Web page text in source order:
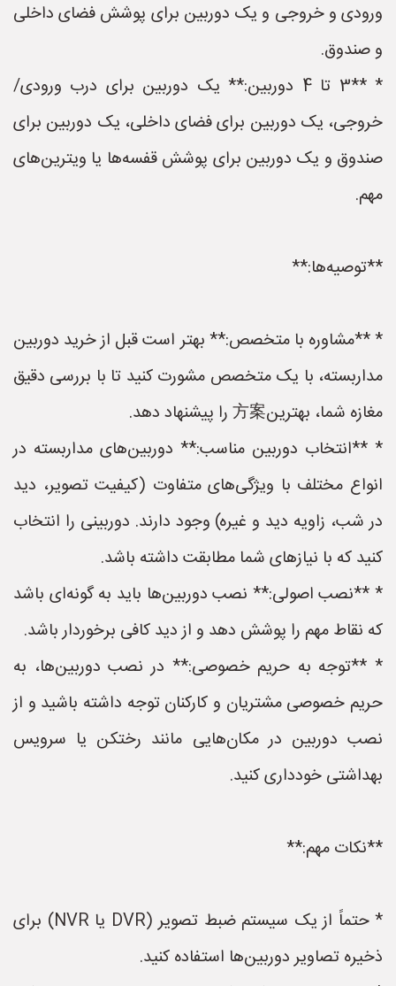
ورودی و خروجی و یک دوربین برای پوشش فضای داخلی
و صندوق.
* **3 تا 4 دوربین:** یک دوربین برای درب ورودی/
خروجی، یک دوربین برای فضای داخلی، یک دوربین برای
صندوق و یک دوربین برای پوشش قفسه‌ها یا ویترین‌های
مهم.
**توصیه‌ها:**
* **مشاوره با متخصص:** بهتر است قبل از خرید دوربین
مداربسته، با یک متخصص مشورت کنید تا با بررسی دقیق
مغازه شما، بهترین方案 را پیشنهاد دهد.
* **انتخاب دوربین مناسب:** دوربین‌های مداربسته در
انواع مختلف با ویژگی‌های متفاوت (کیفیت تصویر، دید
در شب، زاویه دید و غیره) وجود دارند. دوربینی را انتخاب
کنید که با نیازهای شما مطابقت داشته باشد.
* **نصب اصولی:** نصب دوربین‌ها باید به گونه‌ای باشد
که نقاط مهم را پوشش دهد و از دید کافی برخوردار باشد.
* **توجه به حریم خصوصی:** در نصب دوربین‌ها، به
حریم خصوصی مشتریان و کارکنان توجه داشته باشید و از
نصب دوربین در مکان‌هایی مانند رختکن یا سرویس
بهداشتی خودداری کنید.
**نکات مهم:**
* حتماً از یک سیستم ضبط تصویر (DVR یا NVR) برای
ذخیره تصاویر دوربین‌ها استفاده کنید.